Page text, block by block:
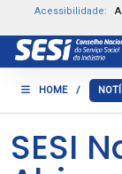
Acessibilidade:
HOME /
SESI